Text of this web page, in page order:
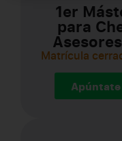
1er
para
Matrícula